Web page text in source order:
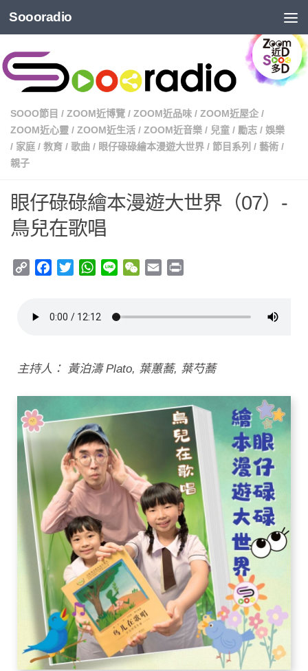
Soooradio
SOOO節目 / ZOOM近博覽 / ZOOM近品味 / ZOOM近屋企 /
ZOOM近心靈 / ZOOM近生活 / ZOOM近音樂 / 兒童 / 勵志 / 娛樂
/ 家庭 / 教育 / 歌曲 / 眼仔碌碌繪本漫遊大世界 / 節目系列 / 藝術 /
親子
眼仔碌碌繪本漫遊大世界（07）-
鳥兒在歌唱
Copy
Facebook
TwitterWhatsApp
Line WeChat
Email
主持人： 黃泊濤 Plato, 葉蕙蕎, 葉芍蕎